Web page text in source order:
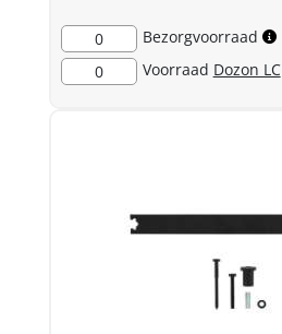
0
Bezorgvoorraad
0
Voorraad Dozon LC